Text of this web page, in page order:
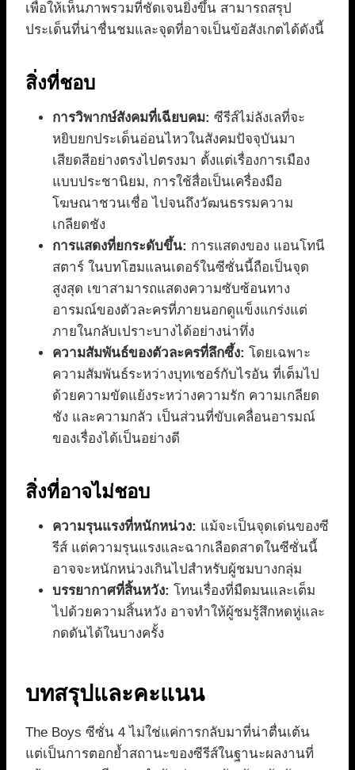
เพื่อให้เห็นภาพรวมที่ชัดเจนยิ่งขึ้น สามารถสรุป
ประเด็นที่น่าชื่นชมและจุดที่อาจเป็นข้อสังเกตได้ดังนี้
สิ่งที่ชอบ
การวิพากษ์สังคมที่เฉียบคม: ซีรีส์ไม่ลังเลที่จะ
หยิบยกประเด็นอ่อนไหวในสังคมปัจจุบันมา
เสียดสีอย่างตรงไปตรงมา ตั้งแต่เรื่องการเมือง
แบบประชานิยม, การใช้สื่อเป็นเครื่องมือ
โฆษณาชวนเชื่อ ไปจนถึงวัฒนธรรมความ
เกลียดชัง
การแสดงที่ยกระดับขึ้น: การแสดงของ แอนโทนี
สตาร์ ในบทโฮมแลนเดอร์ในซีซั่นนี้ถือเป็นจุด
สูงสุด เขาสามารถแสดงความซับซ้อนทาง
อารมณ์ของตัวละครที่ภายนอกดูแข็งแกร่งแต่
ภายในกลับเปราะบางได้อย่างน่าทึ่ง
ความสัมพันธ์ของตัวละครที่ลึกซึ้ง: โดยเฉพาะ
ความสัมพันธ์ระหว่างบุทเชอร์กับไรอัน ที่เต็มไป
ด้วยความขัดแย้งระหว่างความรัก ความเกลียด
ชัง และความกลัว เป็นส่วนที่ขับเคลื่อนอารมณ์
ของเรื่องได้เป็นอย่างดี
สิ่งที่อาจไม่ชอบ
ความรุนแรงที่หนักหน่วง: แม้จะเป็นจุดเด่นของซี
รีส์ แต่ความรุนแรงและฉากเลือดสาดในซีซั่นนี้
อาจจะหนักหน่วงเกินไปสำหรับผู้ชมบางกลุ่ม
บรรยากาศที่สิ้นหวัง: โทนเรื่องที่มืดมนและเต็ม
ไปด้วยความสิ้นหวัง อาจทำให้ผู้ชมรู้สึกหดหู่และ
กดดันได้ในบางครั้ง
บทสรุปและคะแนน
The Boys ซีซั่น 4 ไม่ใช่แค่การกลับมาที่น่าตื่นเต้น
แต่เป็นการตอกย้ำสถานะของซีรีส์ในฐานะผลงานที่